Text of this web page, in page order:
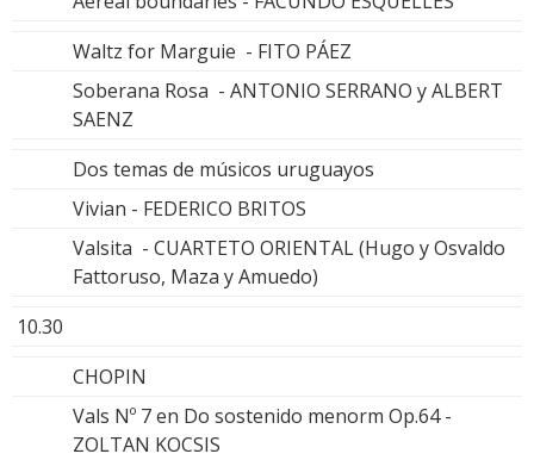
Waltz for Marguie - FITO PÁEZ
Soberana Rosa - ANTONIO SERRANO y ALBERT
SAENZ
Dos temas de músicos uruguayos
Vivian - FEDERICO BRITOS
Valsita - CUARTETO ORIENTAL (Hugo y Osvaldo
Fattoruso, Maza y Amuedo)
10.30
CHOPIN
Vals Nº 7 en Do sostenido menorm Op.64 -
ZOLTAN KOCSIS